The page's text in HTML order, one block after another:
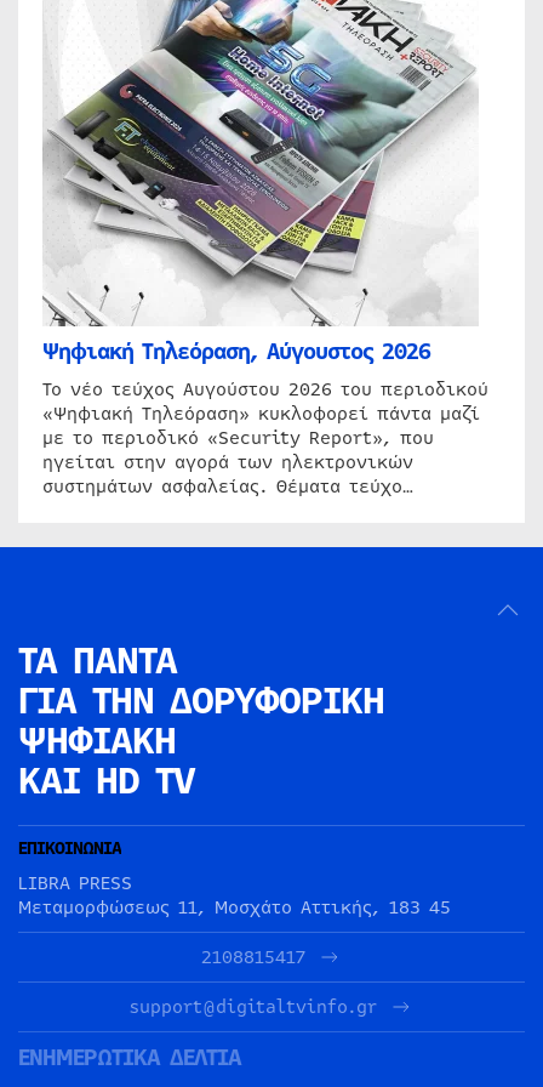
Ψηφιακή Τηλεόραση, Αύγουστος 2026
Το νέο τεύχος Αυγούστου 2026 του περιοδικού
«Ψηφιακή Τηλεόραση» κυκλοφορεί πάντα μαζί
με το περιοδικό «Security Report», που
ηγείται στην αγορά των ηλεκτρονικών
συστημάτων ασφαλείας. Θέματα τεύχο…
ΤΑ ΠΑΝΤΑ
ΓΙΑ ΤΗΝ ΔΟΡΥΦΟΡΙΚΗ
ΨΗΦΙΑΚΗ
ΚΑΙ HD TV
ΕΠΙΚΟΙΝΩΝΙΑ
LIBRA PRESS
Μεταμορφώσεως 11, Μοσχάτο Αττικής, 183 45
2108815417
support@digitaltvinfo.gr
ΕΝΗΜΕΡΩΤΙΚΑ ΔΕΛΤΙΑ